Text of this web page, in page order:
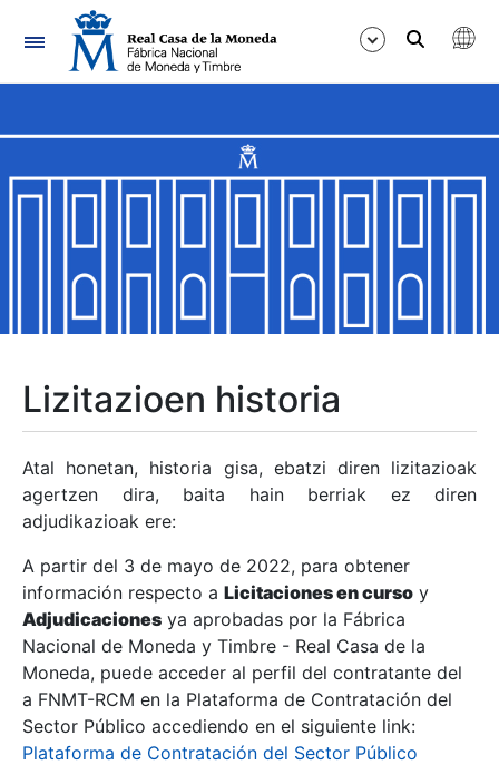
Nabigazioa
Erakutsi/Ezkutatu
Erakutsi/Ezkutatu
Erakutsi/Ezkutatu
Erakutsi/Ezkutatu
Erakutsi/Ezkutatu
Erakutsi/Ezkutatu
Erakutsi/Ezkutatu
Lizitazioen historia
Atal honetan, historia gisa, ebatzi diren lizitazioak
agertzen dira, baita hain berriak ez diren
adjudikazioak ere:
A partir del 3 de mayo de 2022, para obtener
información respecto a Licitaciones en curso y
Adjudicaciones ya aprobadas por la Fábrica
Nacional de Moneda y Timbre - Real Casa de la
Moneda, puede acceder al perfil del contratante del
a FNMT-RCM en la Plataforma de Contratación del
Sector Público accediendo en el siguiente link:
Plataforma de Contratación del Sector Público